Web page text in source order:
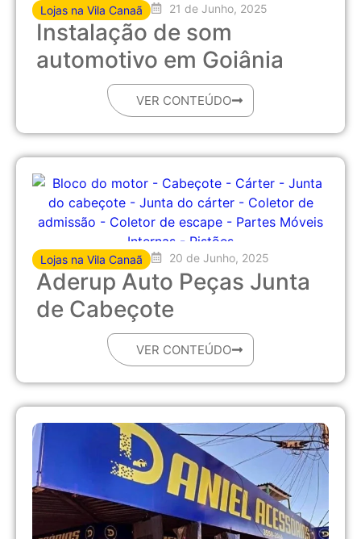
Lojas na Vila Canaã 21 de Junho, 2025
Instalação de som
automotivo em Goiânia
VER CONTEÚDO
Lojas na Vila Canaã 20 de Junho, 2025
Aderup Auto Peças Junta
de Cabeçote
VER CONTEÚDO